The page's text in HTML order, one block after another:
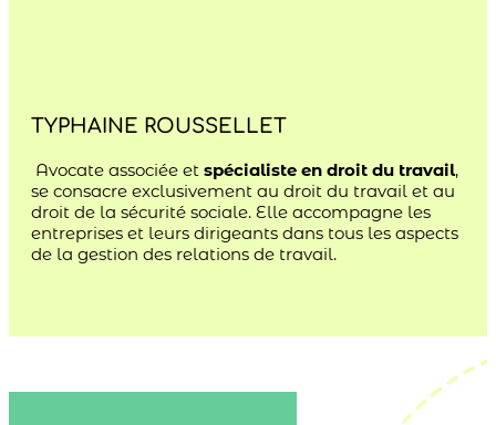
TYPHAINE ROUSSELLET
Avocate associée et spécialiste en droit du travail,
se consacre exclusivement au droit du travail et au
droit de la sécurité sociale. Elle accompagne les
entreprises et leurs dirigeants dans tous les aspects
de la gestion des relations de travail.